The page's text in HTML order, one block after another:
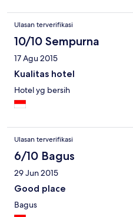
Ulasan terverifikasi
10/10 Sempurna
17 Agu 2015
Kualitas hotel
Hotel yg bersih
Ulasan terverifikasi
6/10 Bagus
29 Jun 2015
Good place
Bagus